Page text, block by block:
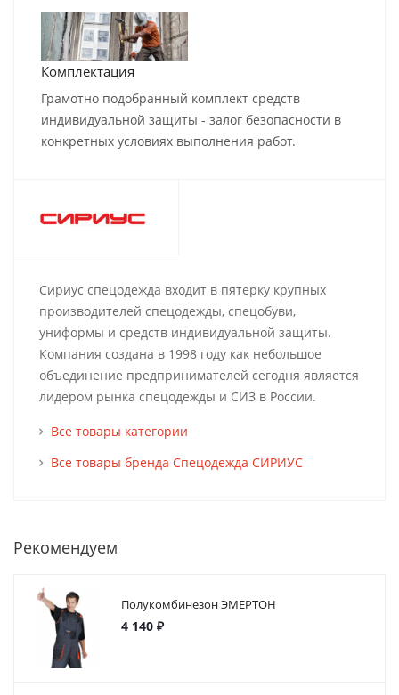
Комплектация
Грамотно подобранный комплект средств
индивидуальной защиты - залог безопасности в
конкретных условиях выполнения работ.
Сириус спецодежда входит в пятерку крупных
производителей спецодежды, спецобуви,
униформы и средств индивидуальной защиты.
Компания создана в 1998 году как небольшое
объединение предпринимателей сегодня является
лидером рынка спецодежды и СИЗ в России.
Все товары категории
Все товары бренда Спецодежда СИРИУС
Рекомендуем
Полукомбинезон ЭМЕРТОН
4 140 ₽